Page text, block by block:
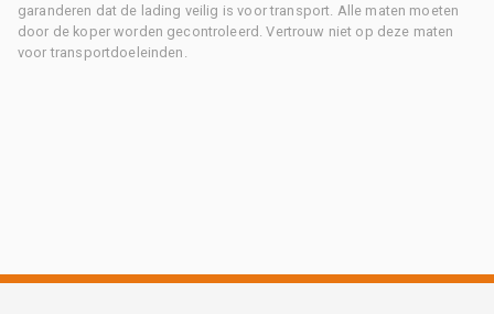
garanderen dat de lading veilig is voor transport. Alle maten moeten
door de koper worden gecontroleerd. Vertrouw niet op deze maten
voor transportdoeleinden.